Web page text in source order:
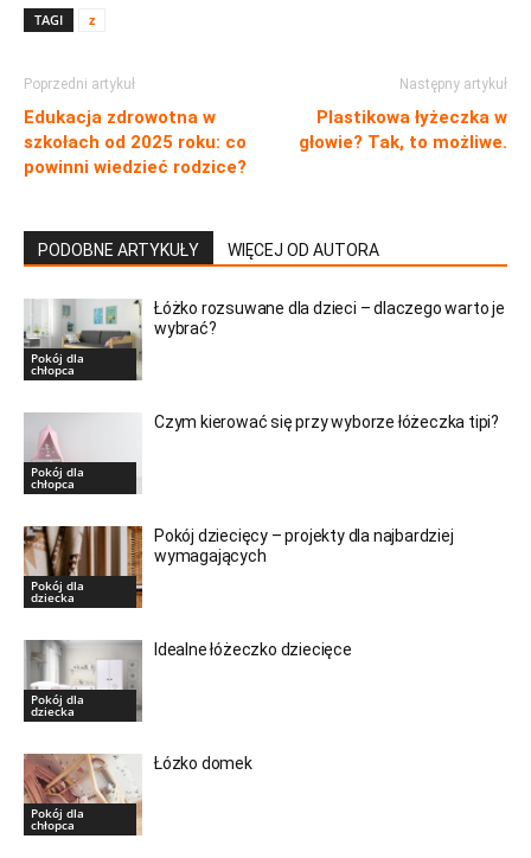
TAGI z
Poprzedni artykuł
Edukacja zdrowotna w
szkołach od 2025 roku: co
powinni wiedzieć rodzice?
Następny artykuł
Plastikowa łyżeczka w
głowie? Tak, to możliwe.
PODOBNE ARTYKUŁY WIĘCEJ OD AUTORA
Pokój dla
chłopca
Łóżko rozsuwane dla dzieci – dlaczego warto je
wybrać?
Pokój dla
chłopca
Czym kierować się przy wyborze łóżeczka tipi?
Pokój dla
dziecka
Pokój dziecięcy – projekty dla najbardziej
wymagających
Pokój dla
dziecka
Idealne łóżeczko dziecięce
Pokój dla
chłopca
Łózko domek